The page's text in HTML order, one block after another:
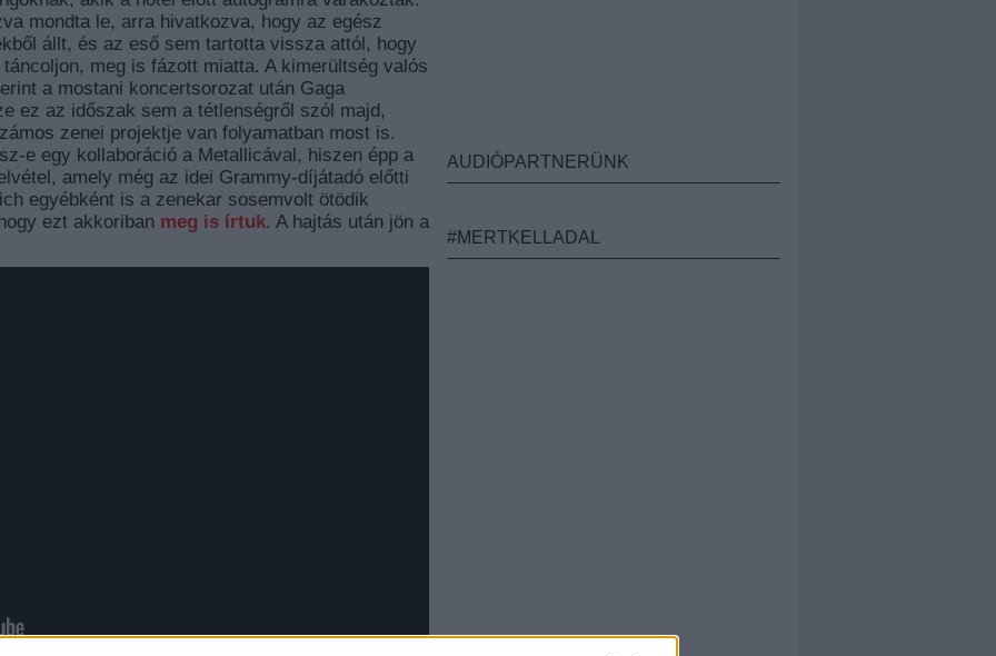
mondta le, arra hivatkozva, hogy az egész
állt, és az eső sem tartotta vissza attól, hogy
meg is fázott miatta. A kimerültség valós
a mostani koncertsorozat után Gaga
ez az időszak sem a tétlenségről szól majd,
zenei projektje van folyamatban most is.
e egy kollaboráció a Metallicával, hiszen épp a
amely még az idei Grammy-díjátadó előtti
egyébként is a zenekar sosemvolt ötödik
ezt akkoriban meg is írtuk. A hajtás után jön a
AUDIÓPARTNERÜNK
#MERTKELLADAL